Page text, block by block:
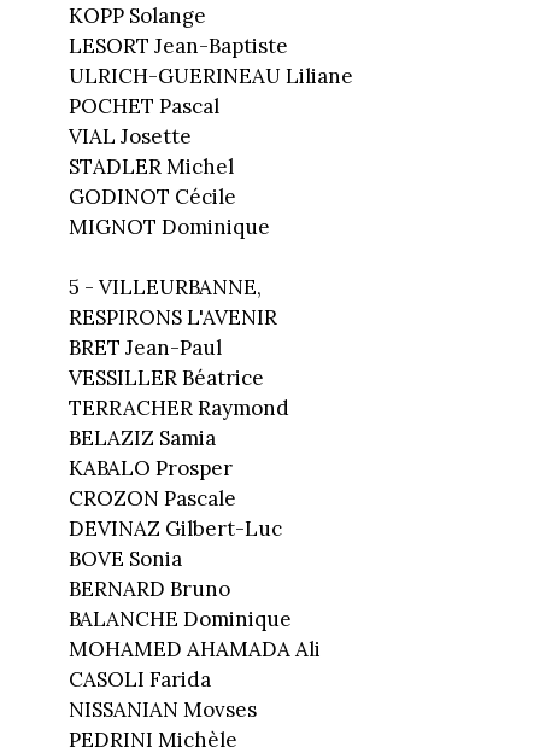
KOPP Solange
LESORT Jean-Baptiste
ULRICH-GUERINEAU Liliane
POCHET Pascal
VIAL Josette
STADLER Michel
GODINOT Cécile
MIGNOT Dominique
5 - VILLEURBANNE,
RESPIRONS L'AVENIR
BRET Jean-Paul
VESSILLER Béatrice
TERRACHER Raymond
BELAZIZ Samia
KABALO Prosper
CROZON Pascale
DEVINAZ Gilbert-Luc
BOVE Sonia
BERNARD Bruno
BALANCHE Dominique
MOHAMED AHAMADA Ali
CASOLI Farida
NISSANIAN Movses
PEDRINI Michèle